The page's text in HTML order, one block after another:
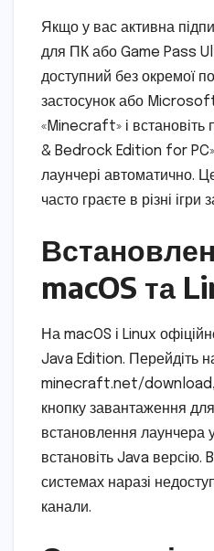
Якщо у вас активна
для ПК або Game Pass
доступний без окремої
застосунок або
«Minecraft» і
& Bedrock Edition for
лаунчері автоматично.
часто граєте в різні ігри
macOS та
На macOS і Linux
Java Edition. Перейдіть
minecraft.net/download,
кнопку завантаження
встановлення лаунчера
встановіть Java версію.
системах наразі
канали.